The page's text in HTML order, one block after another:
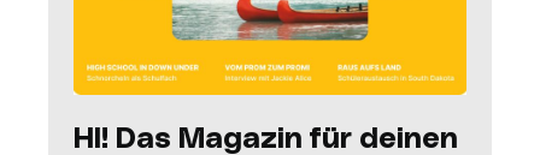
HI! Das Magazin für deinen